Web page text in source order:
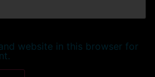
website in this browser for